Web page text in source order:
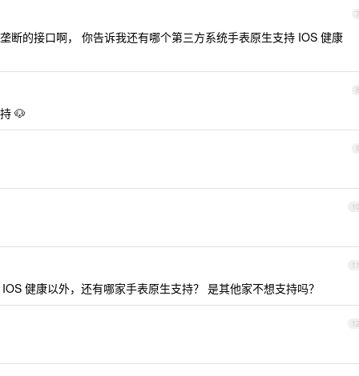
7
断的接口啊， 你告诉我还有哪个第三方系统手表原生支持 IOS 健康
8
🐶
9
10
11
健康以外，还有哪家手表原生支持？ 是其他家不想支持吗？
12